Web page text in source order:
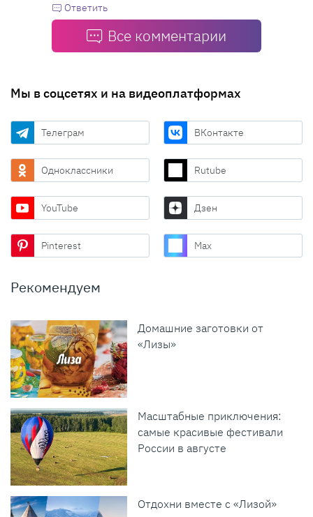
Ответить
Все комментарии
Мы в соцсетях и на видеоплатформах
Телеграм ВКонтакте
Одноклассники Rutube
YouTube Дзен
Pinterest Max
Рекомендуем
Домашние заготовки от
«Лизы»
Масштабные приключения:
самые красивые фестивали
России в августе
Отдохни вместе с «Лизой»